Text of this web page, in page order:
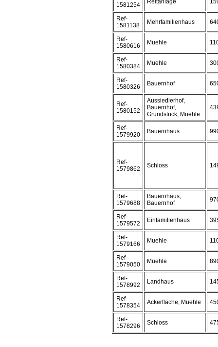
1581254
Reitanlage
Ref-
1581138
Mehrfamilienhaus
Ref-
1580616
Muehle
Ref-
1580384
Muehle
Ref-
1580326
Bauernhof
Ref-
1580152
Aussiedlerhof,
Bauernhof,
Grundstück, Muehle
Ref-
1579920
Bauernhaus
Ref-
1579862
Schloss
Ref-
1579688
Bauernhaus,
Bauernhof
Ref-
1579572
Einfamilienhaus
Ref-
1579166
Muehle
Ref-
1579050
Muehle
Ref-
1578992
Landhaus
Ref-
1578354
Ackerfläche, Muehle
Ref-
1578296
Schloss